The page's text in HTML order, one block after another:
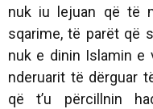
nuk iu lejuan që të
sqarime, të parët që
nuk e dinin Islamin e
nderuarit të dërguar
që t’u përcillnin